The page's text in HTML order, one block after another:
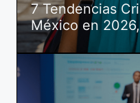
7 Tendencias
México en